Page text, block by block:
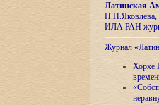
Латинская
П.П.Яковлева,
ИЛА РАН
Журнал
Хорхе